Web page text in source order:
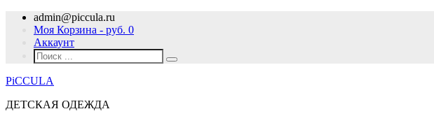
admin@piccula.ru
Моя Корзина - руб. 0
Аккаунт
PiCCULA
ДЕТСКАЯ ОДЕЖДА